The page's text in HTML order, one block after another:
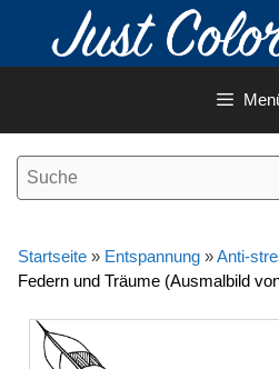
Inhalt
Startseite » Entspannung »Anti-
Federn und Träume (Ausmalbild